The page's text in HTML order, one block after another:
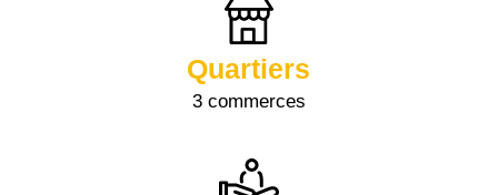
Quartiers
3 commerces